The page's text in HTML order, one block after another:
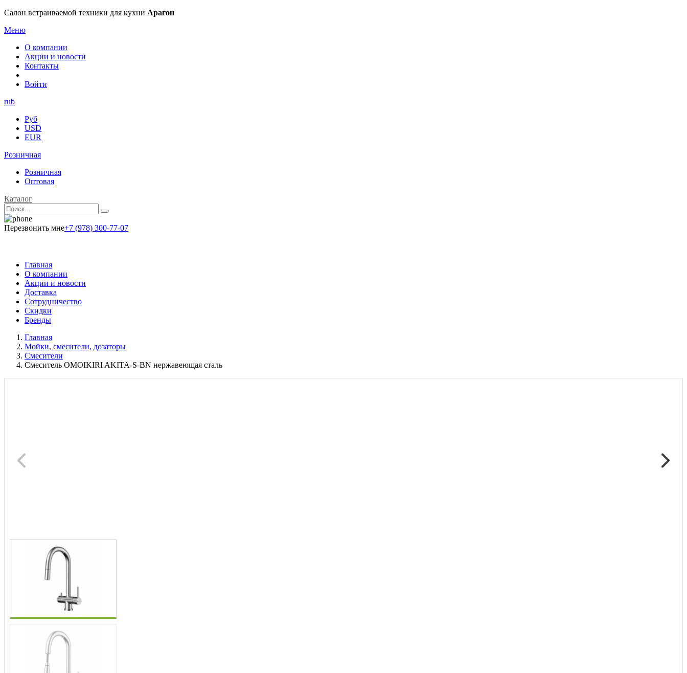
Салон встраиваемой техники для кухни Арагон
Меню
О компании
Акции и новости
Контакты
Войти
rub
Руб
USD
EUR
Розничная
Розничная
Оптовая
Каталог
Перезвонить мне+7 (978) 300-77-07
Главная
О компании
Акции и новости
Доставка
Сотрудничество
Скидки
Бренды
Главная
Мойки, смесители, дозаторы
Смесители
Смеситель OMOIKIRI AKITA-S-BN нержавеющая сталь